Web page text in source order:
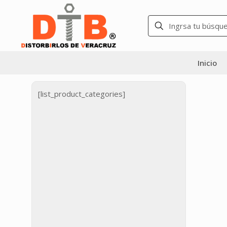
Inicio
[list_product_categories]